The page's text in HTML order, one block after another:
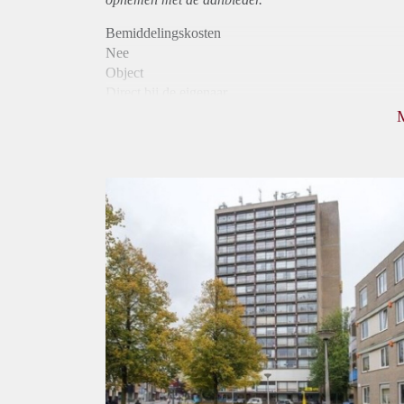
Bemiddelingskosten
Nee
Object
Huurtoeslag
Mogelijk
Inkomen eis
N.V.T.
Huurtermijn
Onbepaalde termijn
Oplevering
Kaal